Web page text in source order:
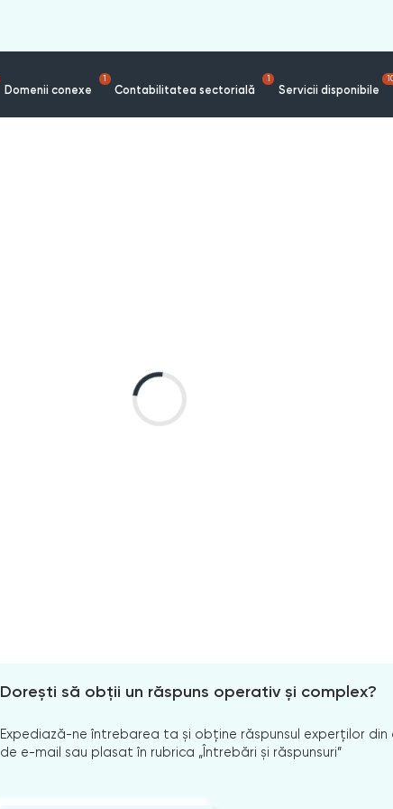
Domenii conexe
1
Contabilitatea sectorială
1
Servicii disponibile
Dorești să obții un răspuns operativ și complex?
Expediază-ne întrebarea ta și obține răspunsul experților
de e-mail sau plasat în rubrica „Întrebări și răspunsuri”